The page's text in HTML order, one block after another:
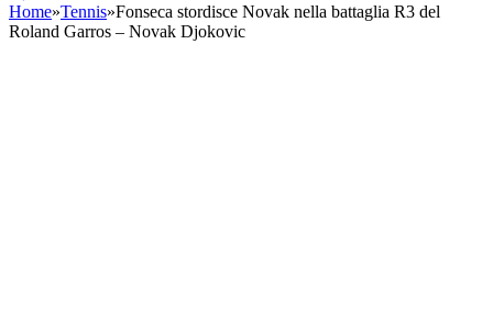
Home»Tennis»Fonseca stordisce Novak nella battaglia R3 del
Roland Garros – Novak Djokovic